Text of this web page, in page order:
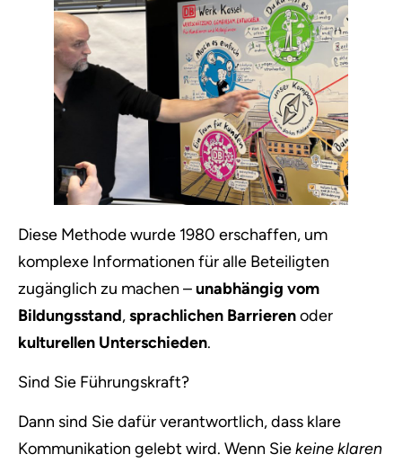
Diese Methode wurde 1980 erschaffen, um
komplexe Informationen für alle Beteiligten
zugänglich zu machen –unabhängig vom
Bildungsstand,sprachlichen Barrierenoder
kulturellen Unterschieden.
Sind Sie Führungskraft?
Dann sind Sie dafür verantwortlich, dass klare
Kommunikation gelebt wird. Wenn Siekeine klaren